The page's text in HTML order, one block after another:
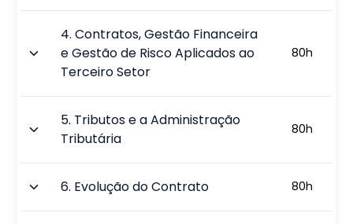
4.Contratos, Gestão Financeira
e Gestão de Risco Aplicados ao
Terceiro Setor
80h
5. Tributos e a Administração
Tributária
80h
6. Evolução do Contrato 80h